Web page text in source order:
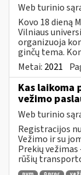
Web turinio
Kovo 18 dieną
Vilniaus
organizuoja
ginčų tema.
Metai: 2021
Kas laikoma
vežimo
Web turinio
Registracijos
Vežimo ir su
Prekių
rūšių